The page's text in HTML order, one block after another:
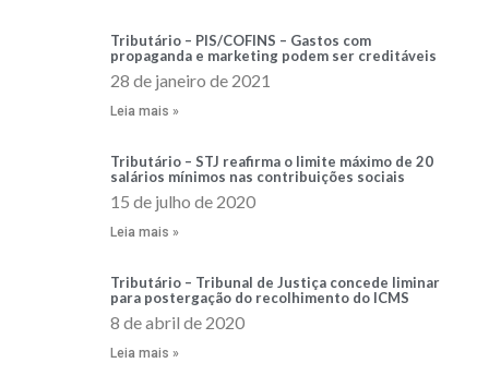
Tributário – PIS/COFINS – Gastos com
propaganda e marketing podem ser creditáveis
28 de janeiro de 2021
Leia mais »
Tributário – STJ reafirma o limite máximo de 20
salários mínimos nas contribuições sociais
15 de julho de 2020
Leia mais »
Tributário – Tribunal de Justiça concede liminar
para postergação do recolhimento do ICMS
8 de abril de 2020
Leia mais »